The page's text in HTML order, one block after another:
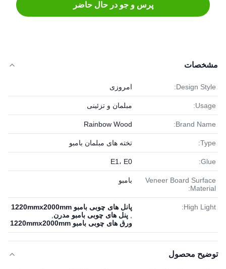
پرس و جو در حال حاضر
مشخصات
Design Style: امروزی
Usage: مبلمان و تزئینی
Brand Name:
Rainbow Wood
Type: تخته های مبلمان بامبو
Glue: E1، E0
Veneer Board Surface
Material:
بامبو
High Light:
پانل های چوبی بامبو 1220mmx2000mm
پنل های چوبی بامبو مدرن
ورق های چوبی بامبو 1220mmx2000mm
توضیح محصول